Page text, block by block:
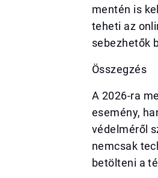
mentén is
teheti az
sebezhetők
Összegzés
A 2026-ra
esemény,
védelméről
nemcsak
betölteni a